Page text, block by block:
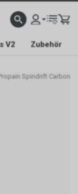
GRATIS VERSAND AB
V2 Zubehör
Spindrift Carbon